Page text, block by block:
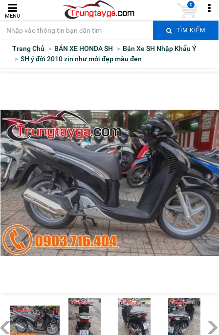
MENU
TÌM KIẾM
0
Trang Chủ BÁN XE HONDA SH
Bán Xe SH Nhập Khẩu Ý
SH ý đời 2010 zin như mới đẹp màu đen